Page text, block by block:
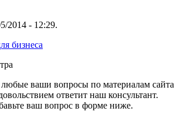
2014 - 12:29.
бизнеса
ваши вопросы по материалам сайта
ответит наш консультант.
ваш вопрос в форме ниже.